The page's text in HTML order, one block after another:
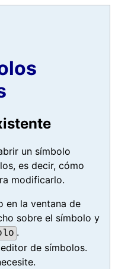
un símbolo
es decir, cómo
modificarlo.
en la ventana de
sobre el símbolo y
.
de símbolos.